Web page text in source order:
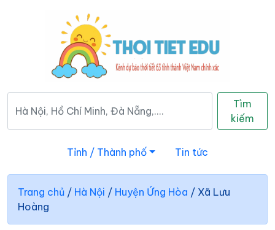
Tìm
kiếm
Tỉnh / Thành phố Tin tức
Trang chủ / Hà Nội / Huyện Ứng Hòa / Xã Lưu
Hoàng